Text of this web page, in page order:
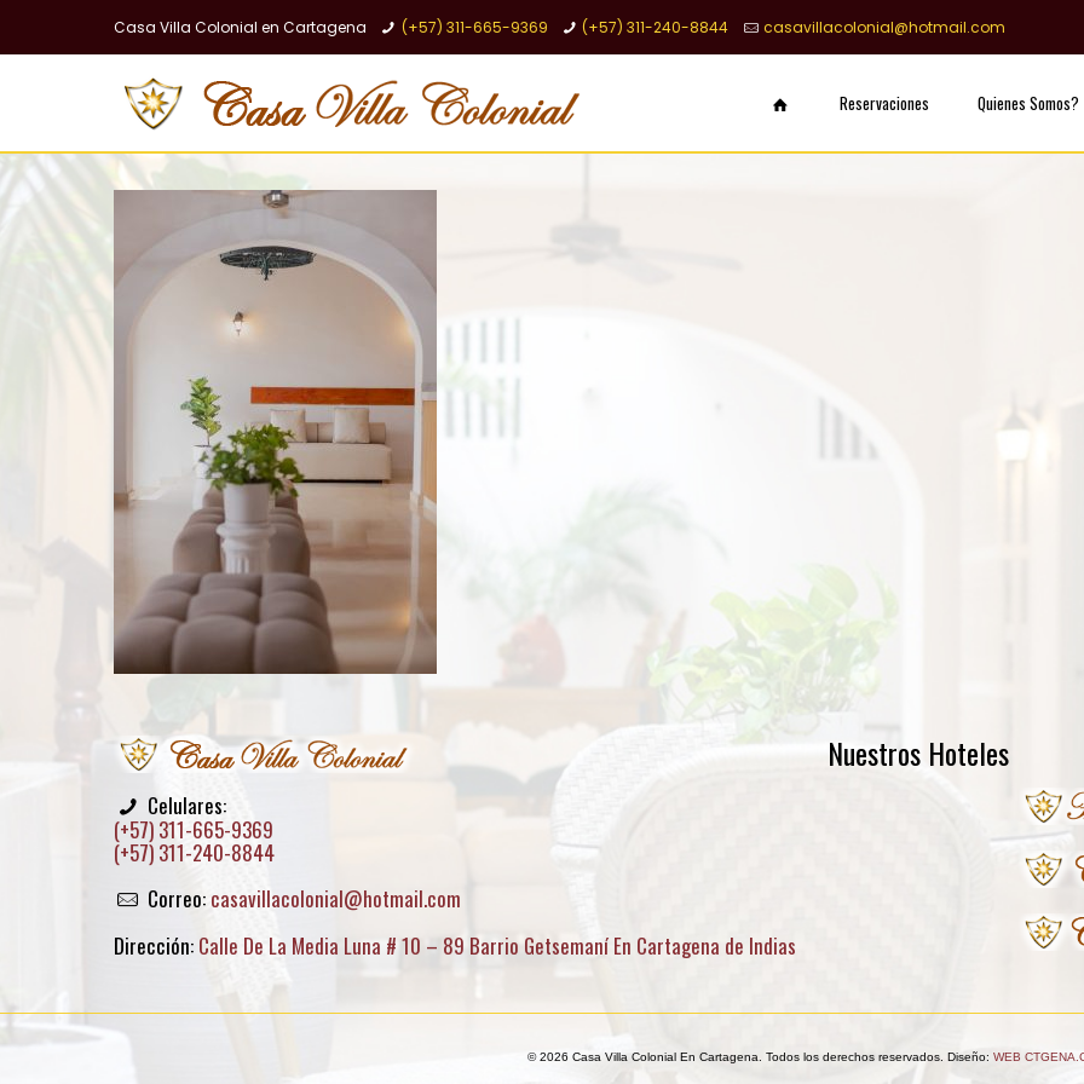
Casa Villa Colonial en Cartagena (+57) 311-665-9369 (+57) 311-240-8844 casavillacolonial@hotmail.com
Reservaciones Quienes Somos?
Celulares:
(+57) 311-665-9369
(+57) 311-240-8844
Correo: casavillacolonial@hotmail.com
Dirección: Calle De La Media Luna # 10 – 89 Barrio Getsemaní En Cartagena de Indias
Nuestros Hoteles
© 2026 Casa Villa Colonial En Cartagena. Todos los derechos reservados. Diseño:WEB